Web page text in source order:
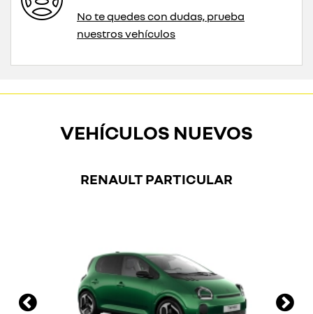
No te quedes con dudas, prueba
nuestros vehículos
VEHÍCULOS NUEVOS
RENAULT PARTICULAR